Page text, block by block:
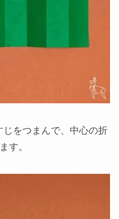
をつまんで、中心の折
す。